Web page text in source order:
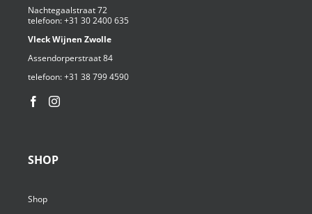
Nachtegaalstraat 72
telefoon:+31 30 2400 635
Vleck Wijnen Zwolle
Assendorperstraat 84
telefoon:+31 38 799 4590⁩
SHOP
Shop